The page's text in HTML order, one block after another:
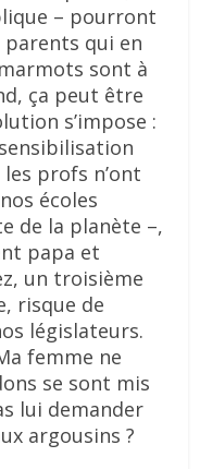
– pourront
qui en
sont à
ça peut être
s’impose :
profs n’ont
écoles
de la planète –,
papa et
un troisième
risque de
législateurs.
femme ne
se sont mis
lui demander
argousins ?